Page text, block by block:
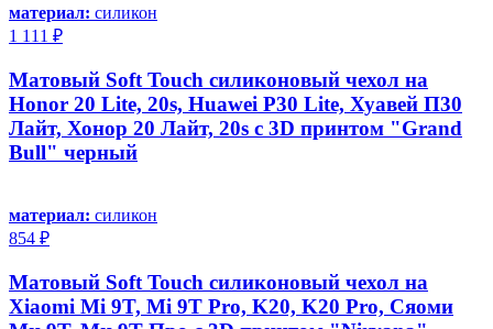
материал: силикон
1 111 ₽
Матовый Soft Touch силиконовый чехол на
Honor 20 Lite, 20s, Huawei P30 Lite, Хуавей П30
Лайт, Хонор 20 Лайт, 20s с 3D принтом "Grand
Bull" черный
материал: силикон
854 ₽
Матовый Soft Touch силиконовый чехол на
Xiaomi Mi 9T, Mi 9T Pro, K20, K20 Pro, Сяоми